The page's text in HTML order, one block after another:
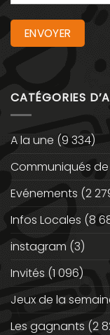
CATÉGORIES
A la une (9 334)
Communiqués
Evénements (2
Infos Locales (8
instagram (3)
Invités (1 096)
Jeux de la
Les gagnants (2